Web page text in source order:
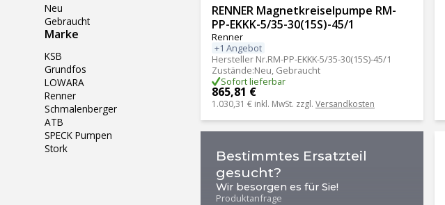
Neu
Gebraucht
Marke
KSB
Grundfos
LOWARA
Renner
Schmalenberger
ATB
SPECK Pumpen
Stork
RENNER Magnetkreiselpumpe RM-
PP-EKKK-5/35-30(15S)-45/1
Renner
+1 Angebot
Hersteller Nr.RM-PP-EKKK-5/35-30(15S)-45/1
Zustände:Neu, Gebraucht
Sofort lieferbar
865,81 €
1.030,31 € inkl. MwSt. zzgl. Versandkosten
Bestimmtes Ersatzteil
gesucht?
Wir besorgen es für Sie!
Produktanfrage